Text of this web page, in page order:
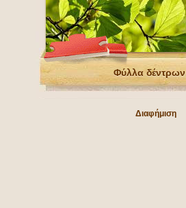
Φύλλα δέντρων
Διαφήμιση